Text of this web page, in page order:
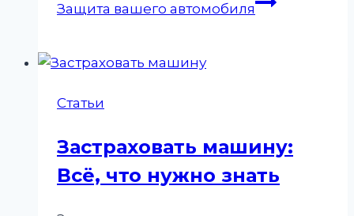
Защита вашего автомобиля
Статьи
Застраховать машину:
Всё, что нужно знать